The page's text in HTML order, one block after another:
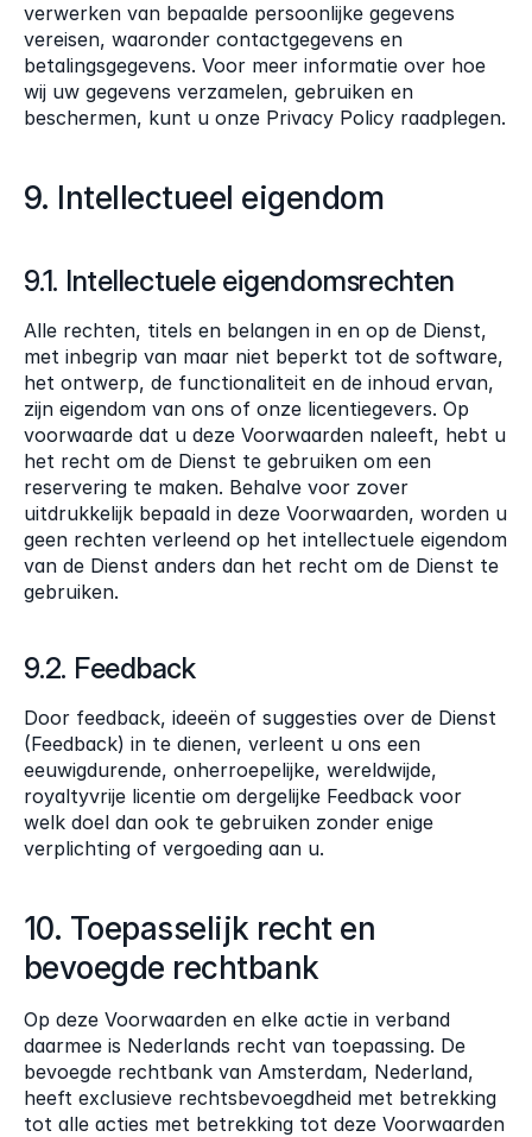
verwerken van bepaalde persoonlijke gegevens
vereisen, waaronder contactgegevens en
betalingsgegevens. Voor meer informatie over hoe
wij uw gegevens verzamelen, gebruiken en
beschermen, kunt u onze Privacy Policy raadplegen.
9. Intellectueel eigendom
9.1. Intellectuele eigendomsrechten
Alle rechten, titels en belangen in en op de Dienst,
met inbegrip van maar niet beperkt tot de software,
het ontwerp, de functionaliteit en de inhoud ervan,
zijn eigendom van ons of onze licentiegevers. Op
voorwaarde dat u deze Voorwaarden naleeft, hebt u
het recht om de Dienst te gebruiken om een
reservering te maken. Behalve voor zover
uitdrukkelijk bepaald in deze Voorwaarden, worden u
geen rechten verleend op het intellectuele eigendom
van de Dienst anders dan het recht om de Dienst te
gebruiken.
9.2. Feedback
Door feedback, ideeën of suggesties over de Dienst
(Feedback) in te dienen, verleent u ons een
eeuwigdurende, onherroepelijke, wereldwijde,
royaltyvrije licentie om dergelijke Feedback voor
welk doel dan ook te gebruiken zonder enige
verplichting of vergoeding aan u.
10. Toepasselijk recht en
bevoegde rechtbank
Op deze Voorwaarden en elke actie in verband
daarmee is Nederlands recht van toepassing. De
bevoegde rechtbank van Amsterdam, Nederland,
heeft exclusieve rechtsbevoegdheid met betrekking
tot alle acties met betrekking tot deze Voorwaarden